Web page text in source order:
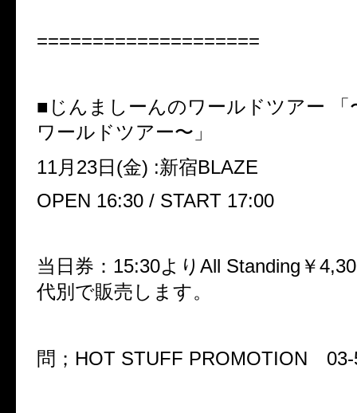
====================
■じんましーんのワールドツアー 「
ワールドツアー〜」
11月23日(金) :新宿BLAZE
OPEN 16:30 / START 17:00
当日券：15:30よりAll Standing￥
代別で販売します。
問；HOT STUFF PROMOTION 03-